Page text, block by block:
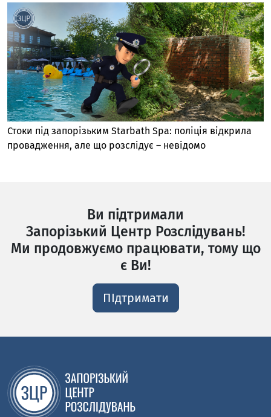
Стоки під запорізьким Starbath Spa: поліція відкрила
провадження, але що розслідує – невідомо
Ви підтримали
Запорізький Центр Розслідувань!
Ми продовжуємо працювати, тому що
є Ви!
ПІдтримати